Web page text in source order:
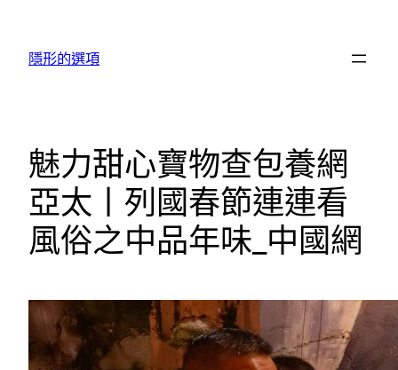
隱形的選項
魅力甜心寶物查包養網
亞太丨列國春節連連看
風俗之中品年味_中國網